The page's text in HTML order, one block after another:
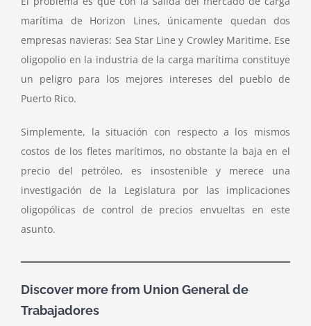
marítima de Horizon Lines, únicamente quedan dos
empresas navieras: Sea Star Line y Crowley Maritime. Ese
oligopolio en la industria de la carga marítima constituye
un peligro para los mejores intereses del pueblo de
Puerto Rico.
Simplemente, la situación con respecto a los mismos
costos de los fletes marítimos, no obstante la baja en el
precio del petróleo, es insostenible y merece una
investigación de la Legislatura por las implicaciones
oligopólicas de control de precios envueltas en este
asunto.
Discover more from Union General de
Trabajadores